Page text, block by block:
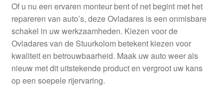
Over ons
Privacybeleid
Wereldwijde verzending
Winkelwagen
Of u nu een ervaren monteur bent of net begint met het
repareren van auto’s, deze Ovladares is een onmisbare
schakel in uw werkzaamheden. Kiezen voor de
Ovladares van de Stuurkolom betekent kiezen voor
kwaliteit en betrouwbaarheid. Maak uw auto weer als
nieuw met dit uitstekende product en vergroot uw kans
op een soepele rijervaring.